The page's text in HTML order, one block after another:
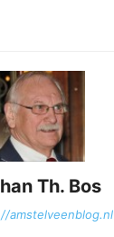
Th. Bos
amstelveenblog.nl